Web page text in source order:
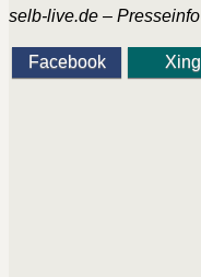
selb-live.de –
Facebook Xing